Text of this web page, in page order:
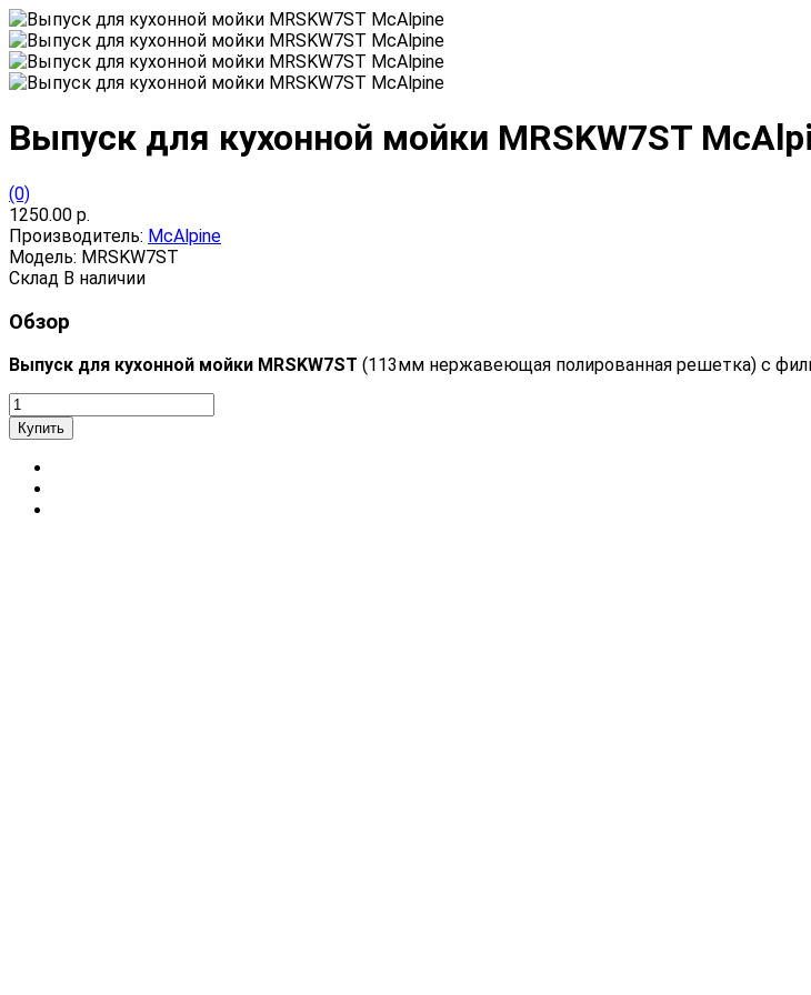
Выпуск для кухонной мойки MRSKW7ST
(0)
1250.00 р.
Производитель: McAlpine
Модель: MRSKW7ST
Склад В наличии
Обзор
Выпуск для кухонной мойки MRSKW7ST (113мм нержавеющая полированная решетка) с